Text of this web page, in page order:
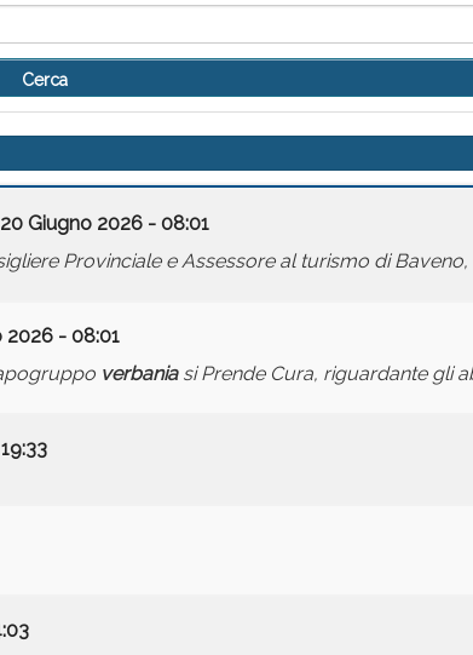
Giugno 2026 - 08:01
Provinciale e Assessore al turismo di
2026 - 08:01
verbaniasi Prende Cura, riguardante gli